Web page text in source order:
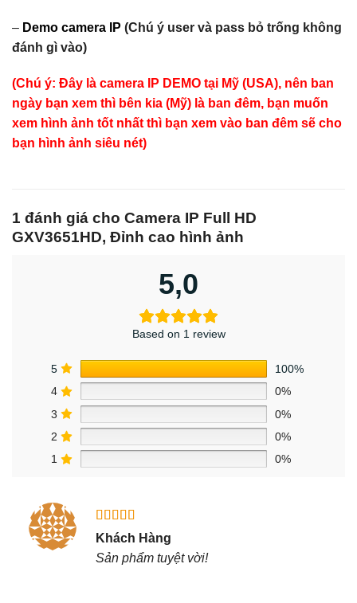
– Demo camera IP (Chú ý user và pass bỏ trống không
đánh gì vào)
(Chú ý: Đây là camera IP DEMO tại Mỹ (USA), nên ban
ngày bạn xem thì bên kia (Mỹ) là ban đêm, bạn muốn
xem hình ảnh tốt nhất thì bạn xem vào ban đêm sẽ cho
bạn hình ảnh siêu nét)
1 đánh giá cho Camera IP Full HD
GXV3651HD, Đỉnh cao hình ảnh
5,0
Based on 1 review
5
100%
4
0%
3
0%
2
0%
1
0%
Được xếp
hạng55
sao
Khách Hàng
Sản phẩm tuyệt vời!